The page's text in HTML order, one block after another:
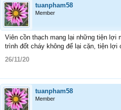
tuanpham58
Member
Viên cồn thạch mang lại những tiện lợi
trình đốt cháy không để lại cặn, tiện lợi
26/11/20
tuanpham58
Member